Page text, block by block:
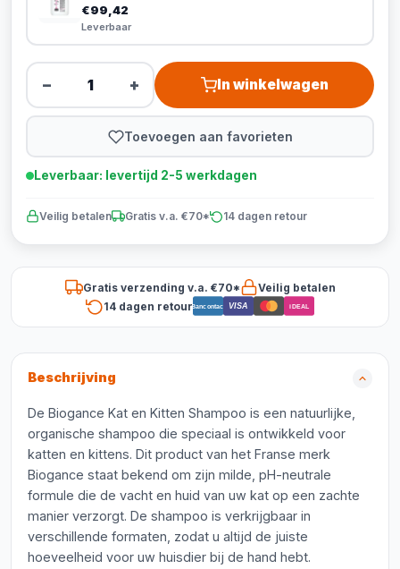
€99,42
Leverbaar
− + In winkelwagen
Toevoegen aan favorieten
Leverbaar: levertijd 2-5 werkdagen
Veilig betalen Gratis v.a. €70* 14 dagen retour
Gratis verzending v.a. €70*
Veilig betalen
14 dagen retourBancontact VISA iDEAL
Beschrijving
De Biogance Kat en Kitten Shampoo is een natuurlijke,
organische shampoo die speciaal is ontwikkeld voor
katten en kittens. Dit product van het Franse merk
Biogance staat bekend om zijn milde, pH-neutrale
formule die de vacht en huid van uw kat op een zachte
manier verzorgt. De shampoo is verkrijgbaar in
verschillende formaten, zodat u altijd de juiste
hoeveelheid voor uw huisdier bij de hand hebt.